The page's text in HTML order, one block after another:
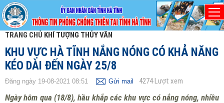
TRANG CHỦ KHÍ TƯỢNG THỦY VĂN
KHU VỰC HÀ TĨNH NẮNG NÓNG CÓ KHẢ NĂNG
KÉO DÀI ĐẾN NGÀY 25/8
Đăng ngày 19-08-2021 08:51 Gửi mail 4274Lượt xem
Ngày hôm qua (18/8), hầu khắp các khu vực có nắng nóng, nhiều